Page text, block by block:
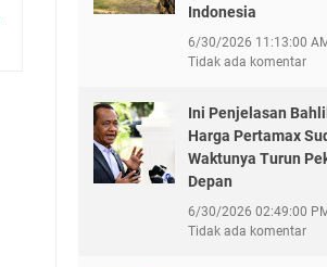
Indonesia
6/30/2026 11:13:00
Tidak ada komentar
Ini Penjelasan
Harga Pertamax
Waktunya Turun
Depan
6/30/2026 02:49:00
Tidak ada komentar